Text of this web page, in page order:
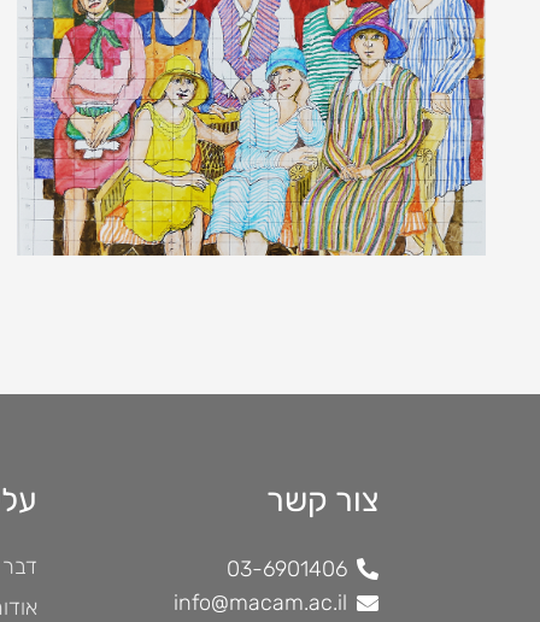
להמשך קריאה פרופ' חן שכטר
צור קשר
03-6901406
info@macam.ac.il